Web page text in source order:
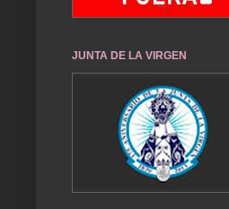
JUNTA DE LA VIRGEN